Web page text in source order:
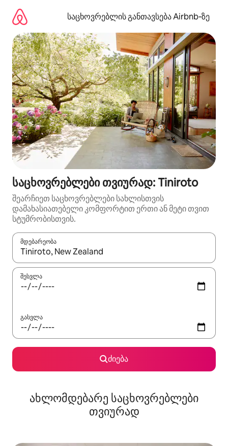
გადასვლა
საცხოვრებლის განთავსება Airbnb‑ზე
საცხოვრებლები თვიურად: Tiniroto
შეარჩიეთ საცხოვრებლები სახლისთვის
დამახასიათებელი კომფორტით ერთი ან მეტი თვით
სტუმრობისთვის.
მდებარეობა
როცა შედეგები ხელმისაწვდომი გახდება, ნავიგაციისთვის
შესვლა
გასვლა
ძიება
ახლომდებარე საცხოვრებლები
თვიურად